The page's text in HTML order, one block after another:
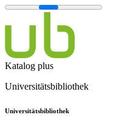
Katalog plus
Universitätsbibliothek
Universitätsbibliothek